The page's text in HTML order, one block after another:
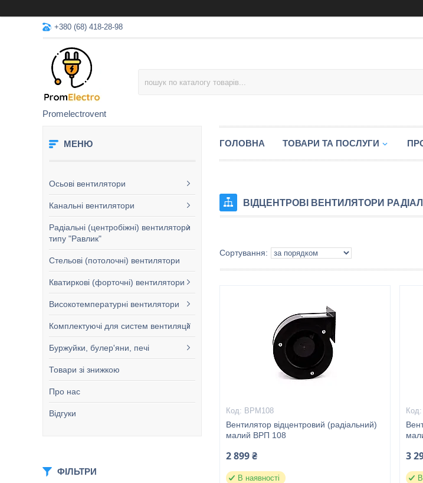
+380 (68) 418-28-98
Promelectrovent
Осьові вентилятори
Канальні вентилятори
Радіальні (центробіжні) вентилятори
типу "Равлик"
Стельові (потолочні) вентилятори
Кватиркові (форточні) вентилятори
Високотемпературні вентилятори
Комплектуючі для систем вентиляції
Буржуйки, булер'яни, печі
Товари зі знижкою
Про нас
Відгуки
ФІЛЬТРИ
ГОЛОВНА ТОВАРИ ТА ПОСЛУГИ
ВІДЦЕНТРОВІ ВЕНТИЛЯТОРИ
ВРМ108
Вентилятор відцентровий (радіальний)
малий ВРП 108
2 899 ₴
В наявності
3